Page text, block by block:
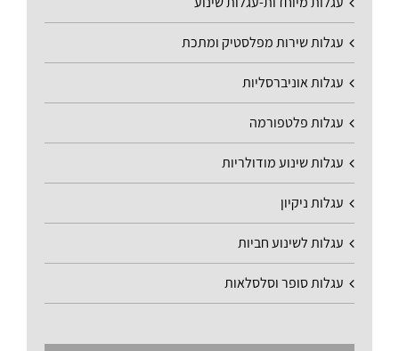
עגלות שירות מפלסטיק ומתכת
עגלות אוניברסליות
עגלות פלטפורמה
עגלות שינוע מודולריות
עגלות ניקיון
עגלות לשינוע חביות
עגלות סופר וסלסלאות